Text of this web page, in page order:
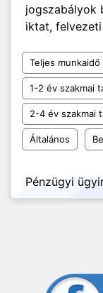
jogszabályok
iktat,
Teljes munkaidő
1-2 év szakmai
2-4 év szakmai
Általános
Pénzügyi